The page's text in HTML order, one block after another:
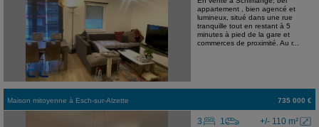
appartement , bien agencé et
lumineux, situé dans une rue
tranquille tout en restant à 5
minutes à pied de la gare et
commerces de proximité. Au r...
Maison mitoyenne à Esch-sur-Alzette 735 000 €
+/- 110 m²
3 1